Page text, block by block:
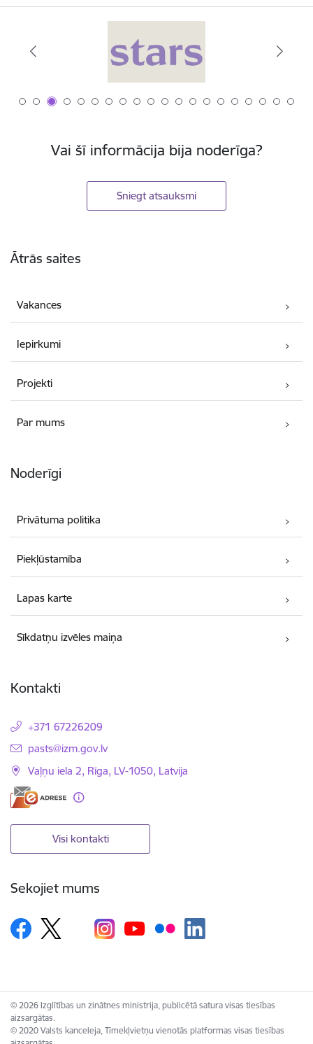
Vai šī informācija bija noderīga?
Sniegt atsauksmi
Ātrās saites
Vakances
Iepirkumi
Projekti
Par mums
Noderīgi
Privātuma politika
Piekļūstamība
Lapas karte
Sīkdatņu izvēles maiņa
Kontakti
+371 67226209
E-pasts:
pasts@izm.gov.lv
Vaļņu iela 2, Rīga, LV-1050, Latvija
Visi kontakti
Sekojiet mums
© 2026 Izglītības un zinātnes ministrija, publicētā satura visas tiesības
aizsargātas.
© 2020 Valsts kanceleja, Tīmekļvietņu vienotās platformas visas tiesības